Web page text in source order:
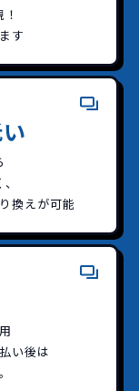
す
換えが可能
い後は
けます！
現！
が手軽に乗れ
んです！
し、急なラ
諸経費・税
いいただく